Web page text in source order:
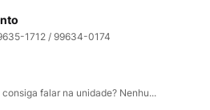
1712 / 99634-0174
falar na unidade? Nenhu...